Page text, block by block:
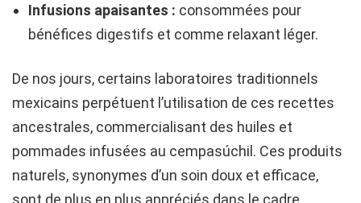
Infusions apaisantes : consommées pour
bénéfices digestifs et comme relaxant léger.
De nos jours, certains laboratoires traditionnels
mexicains perpétuent l’utilisation de ces recettes
ancestrales, commercialisant des huiles et
pommades infusées au cempasúchil. Ces produits
naturels, synonymes d’un soin doux et efficace,
sont de plus en plus appréciés dans le cadre